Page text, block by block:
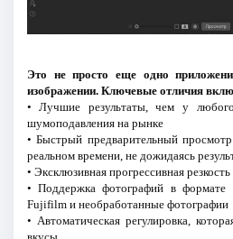
Это не просто еще одно
изображении. Ключевые отличия
• Лучшие результаты, чем у
шумоподавления на рынке
• Быстрый предварительный
реальном времени, не дожидаясь
• Эксклюзивная прогрессивная резкость
• Поддержка фотографий в формате
Fujifilm и необработанные фотографии
• Автоматическая регулировка,